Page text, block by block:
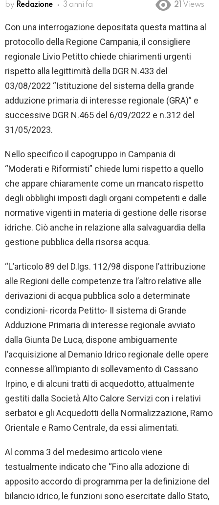
by Redazione 3 anni fa 21 Views
Con una interrogazione depositata questa mattina al
protocollo della Regione Campania, il consigliere
regionale Livio Petitto chiede chiarimenti urgenti
rispetto alla legittimità della DGR N.433 del
03/08/2022 “Istituzione del sistema della grande
adduzione primaria di interesse regionale (GRA)” e
successive DGR N.465 del 6/09/2022 e n.312 del
31/05/2023.
Nello specifico il capogruppo in Campania di
“Moderati e Riformisti” chiede lumi rispetto a quello
che appare chiaramente come un mancato rispetto
degli obblighi imposti dagli organi competenti e dalle
normative vigenti in materia di gestione delle risorse
idriche. Ciò anche in relazione alla salvaguardia della
gestione pubblica della risorsa acqua.
“L’articolo 89 del D.lgs. 112/98 dispone l’attribuzione
alle Regioni delle competenze tra l’altro relative alle
derivazioni di acqua pubblica solo a determinate
condizioni- ricorda Petitto- Il sistema di Grande
Adduzione Primaria di interesse regionale avviato
dalla Giunta De Luca, dispone ambiguamente
l’acquisizione al Demanio Idrico regionale delle opere
connesse all’impianto di sollevamento di Cassano
Irpino, e di alcuni tratti di acquedotto, attualmente
gestiti dalla Società̀ Alto Calore Servizi con i relativi
serbatoi e gli Acquedotti della Normalizzazione, Ramo
Orientale e Ramo Centrale, da essi alimentati.
Al comma 3 del medesimo articolo viene
testualmente indicato che “Fino alla adozione di
apposito accordo di programma per la definizione del
bilancio idrico, le funzioni sono esercitate dallo Stato,